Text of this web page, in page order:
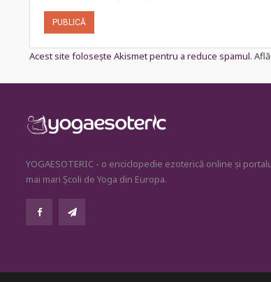
Acest site folosește Akismet pentru a reduce spamul.
YOGAESOTERIC - o enciclopedie ezoterică online și
mai mari Școli de Yoga din Europa.